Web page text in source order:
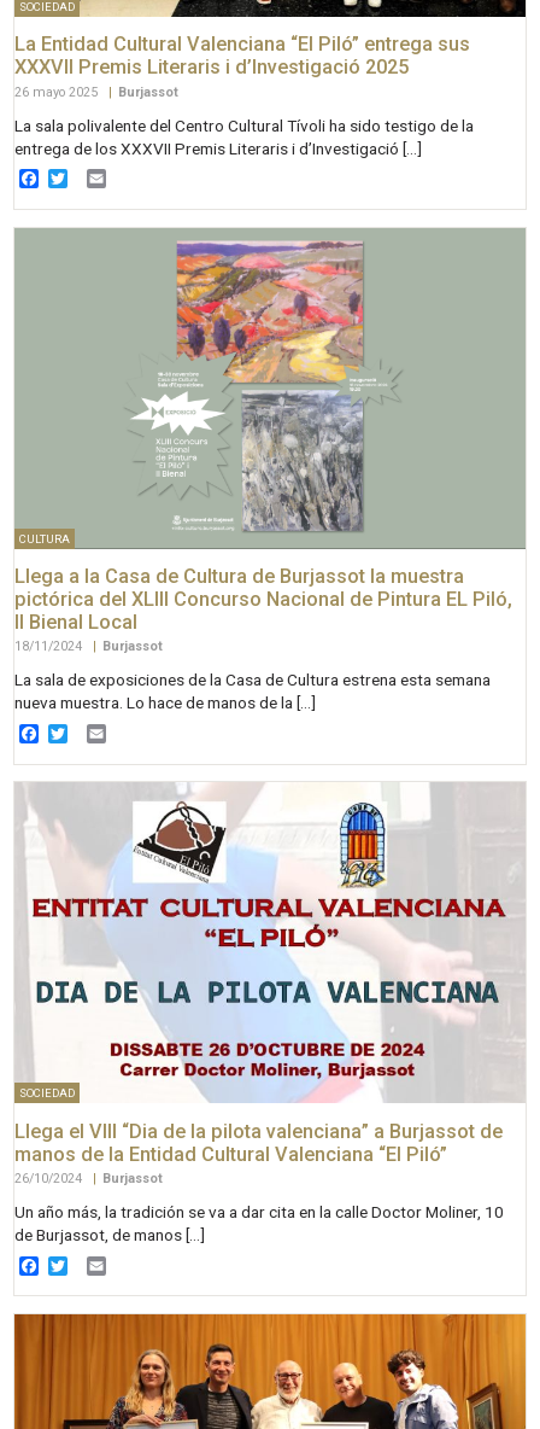
SOCIEDAD
La Entidad Cultural Valenciana “El Piló” entrega sus
XXXVII Premis Literaris i d’Investigació 2025
26 mayo 2025 | Burjassot
La sala polivalente del Centro Cultural Tívoli ha sido testigo de la
entrega de los XXXVII Premis Literaris i d’Investigació […]
Facebook
Twitter
CULTURA
Llega a la Casa de Cultura de Burjassot la muestra
pictórica del XLIII Concurso Nacional de Pintura EL Piló,
II Bienal Local
18/11/2024 Burjassot
La sala de exposiciones de la Casa de Cultura estrena esta semana
nueva muestra. Lo hace de manos de la […]
Facebook
Twitter
SOCIEDAD
Llega el VIII “Dia de la pilota valenciana” a Burjassot de
manos de la Entidad Cultural Valenciana “El Piló”
26/10/2024 Burjassot
Un año más, la tradición se va a dar cita en la calle Doctor Moliner, 10
de Burjassot, de manos […]
Facebook
Twitter